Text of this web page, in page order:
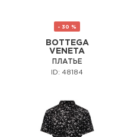
- 30 %
BOTTEGA
VENETA
ПЛАТЬЕ
ID: 48184